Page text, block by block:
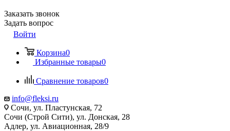
Заказать звонок
Задать вопрос
Войти
Корзина0
Избранные товары0
Сравнение товаров0
info@fleksi.ru
Сочи, ул. Пластунская, 72
Сочи (Строй Сити), ул. Донская, 28
Адлер, ул. Авиационная, 28/9